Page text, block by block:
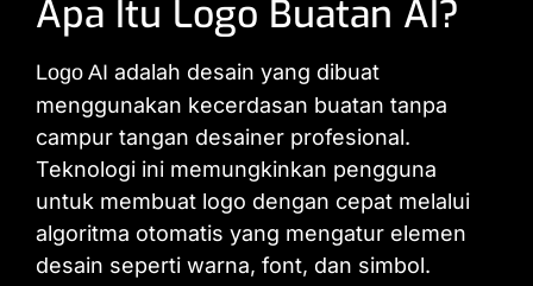
Apa Itu Logo Buatan AI?
Logo AI adalah desain yang dibuat
menggunakan kecerdasan buatan tanpa
campur tangan desainer profesional.
Teknologi ini memungkinkan pengguna
untuk membuat logo dengan cepat melalui
algoritma otomatis yang mengatur elemen
desain seperti warna, font, dan simbol.